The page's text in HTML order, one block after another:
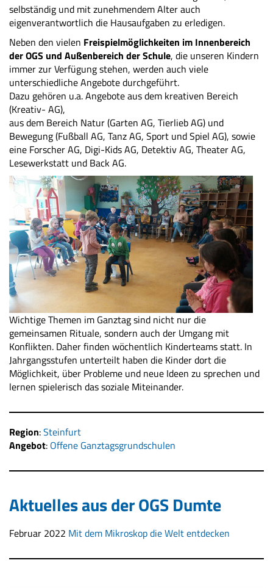
selbständig und mit zunehmendem Alter auch
eigenverantwortlich die Hausaufgaben zu erledigen.
Neben den vielen Freispielmöglichkeiten im Innenbereich
der OGS und Außenbereich der Schule, die unseren Kindern
immer zur Verfügung stehen, werden auch viele
unterschiedliche Angebote durchgeführt.
Dazu gehören u.a. Angebote aus dem kreativen Bereich
(Kreativ- AG),
aus dem Bereich Natur (Garten AG, Tierlieb AG) und
Bewegung (Fußball AG, Tanz AG, Sport und Spiel AG), sowie
eine Forscher AG, Digi-Kids AG, Detektiv AG, Theater AG,
Lesewerkstatt und Back AG.
Wichtige Themen im Ganztag sind nicht nur die
gemeinsamen Rituale, sondern auch der Umgang mit
Konflikten. Daher finden wöchentlich Kinderteams statt. In
Jahrgangsstufen unterteilt haben die Kinder dort die
Möglichkeit, über Probleme und neue Ideen zu sprechen und
lernen spielerisch das soziale Miteinander.
Region:Steinfurt
Angebot: Offene Ganztagsgrundschulen
Aktuelles aus der OGS Dumte
Februar 2022 Mit dem Mikroskop die Welt entdecken